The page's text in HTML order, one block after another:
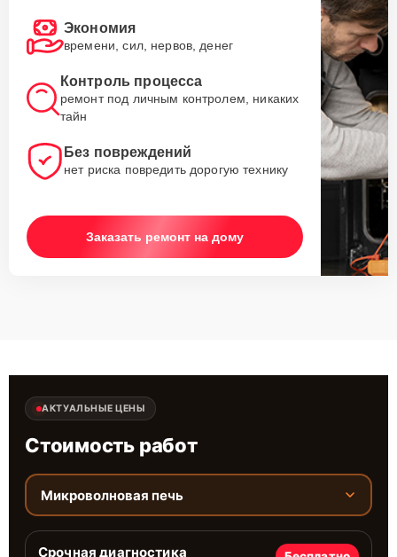
Экономия
времени, сил, нервов, денег
Контроль процесса
ремонт под личным контролем, никаких
тайн
Без повреждений
нет риска повредить дорогую технику
Заказать ремонт на дому
АКТУАЛЬНЫЕ ЦЕНЫ
Стоимость работ
Микроволновая печь
Срочная диагностика